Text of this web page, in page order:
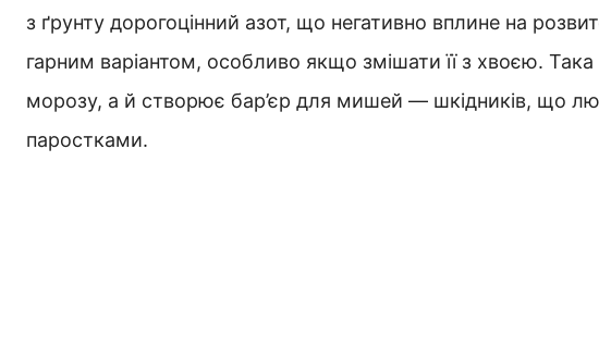
з ґрунту дорогоцінний азот, що негативно вплине на
гарним варіантом, особливо якщо змішати її з хвоєю.
морозу, а й створює бар’єр для мишей — шкідників, що
паростками.